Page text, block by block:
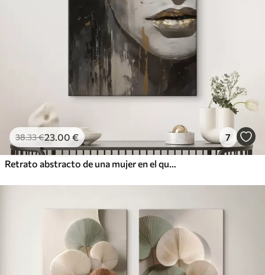
38.33€23.00 € 7
Retrato abstracto de una mujer en el que destacan los ojos y los labios cerrados, realizado en tonos blanco y negro con dinámicas pinceladas de colores cálidos